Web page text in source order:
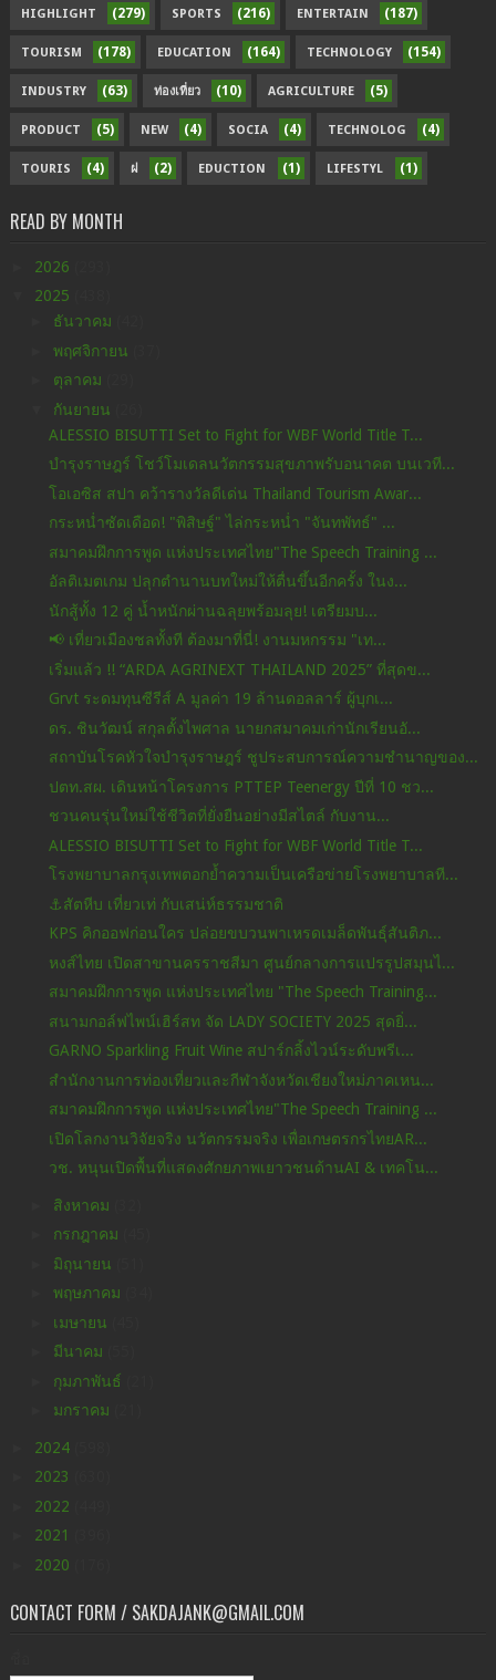
HIGHLIGHT (279) SPORTS (216) ENTERTAIN (187)
TOURISM (178) EDUCATION (164) TECHNOLOGY (154)
INDUSTRY (63) ท่องเที่ยว (10) AGRICULTURE (5)
PRODUCT (5) NEW (4) SOCIA (4) TECHNOLOG (4)
TOURIS (4) ฝ (2) EDUCTION (1) LIFESTYL (1)
READ BY MONTH
2026
2025
ธันวาคม
พฤศจิกายน
ตุลาคม
กันยายน
ALESSIO BISUTTI Set to Fight for WBF World Title T...
บำรุงราษฎร์ โชว์โมเดลนวัตกรรมสุขภาพรับอนาคต บนเวที...
โอเอซิส สปา คว้ารางวัลดีเด่น Thailand Tourism Awar...
กระหน่ำซัดเดือด! "พิสิษฐ์" ไล่กระหน่ำ "จันทพัทธ์" ...
สมาคมฝึกการพูด แห่งประเทศไทย"The Speech Training ...
อัลติเมตเกม ปลุกตำนานบทใหม่ให้ตื่นขึ้นอีกครั้ง ในง...
นักสู้ทั้ง 12 คู่ น้ำหนักผ่านฉลุยพร้อมลุย! เตรียมบ...
📢 เที่ยวเมืองชลทั้งที ต้องมาที่นี่! งานมหกรรม "เท...
เริ่มแล้ว !! “ARDA AGRINEXT THAILAND 2025” ที่สุดข...
Grvt ระดมทุนซีรีส์ A มูลค่า 19 ล้านดอลลาร์ ผู้บุกเ...
ดร. ชินวัฒน์ สกุลตั้งไพศาล นายกสมาคมเก่านักเรียนอั...
สถาบันโรคหัวใจบำรุงราษฎร์ ชูประสบการณ์ความชำนาญของ...
ปตท.สผ. เดินหน้าโครงการ PTTEP Teenergy ปีที่ 10 ชว...
ชวนคนรุ่นใหม่ใช้ชีวิตที่ยั่งยืนอย่างมีสไตล์ กับงาน...
ALESSIO BISUTTI Set to Fight for WBF World Title T...
โรงพยาบาลกรุงเทพตอกย้ำความเป็นเครือข่ายโรงพยาบาลที...
⚓️สัตหีบ เที่ยวเท่ กับเสน่ห์ธรรมชาติ
KPS คิกออฟก่อนใคร ปล่อยขบวนพาเหรดเมล็ดพันธุ์สันติภ...
หงส์ไทย เปิดสาขานครราชสีมา ศูนย์กลางการแปรรูปสมุนไ...
สมาคมฝึกการพูด แห่งประเทศไทย "The Speech Training...
สนามกอล์ฟไพน์เฮิร์สท จัด LADY SOCIETY 2025 สุดยิ่...
GARNO Sparkling Fruit Wine สปาร์กลิ้งไวน์ระดับพรีเ...
สำนักงานการท่องเที่ยวและกีฬาจังหวัดเชียงใหม่ภาคเหน...
สมาคมฝึกการพูด แห่งประเทศไทย"The Speech Training ...
เปิดโลกงานวิจัยจริง นวัตกรรมจริง เพื่อเกษตรกรไทยAR...
วช. หนุนเปิดพื้นที่แสดงศักยภาพเยาวชนด้านAI & เทคโน...
สิงหาคม
กรกฎาคม
มิถุนายน
พฤษภาคม
เมษายน
มีนาคม
กุมภาพันธ์
มกราคม
2024
2023
2022
2021
2020
CONTACT FORM / SAKDAJANK@GMAIL.COM